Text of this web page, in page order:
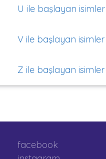
U ile başlayan isimler
V ile başlayan isimler
Z ile başlayan isimler
facebook